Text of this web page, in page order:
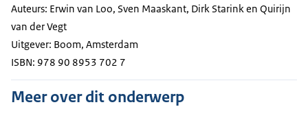
Auteurs: Erwin van Loo, Sven Maaskant, Dirk Starink en Quirijn
van der Vegt
Uitgever: Boom, Amsterdam
ISBN: 978 90 8953 702 7
Meer over dit onderwerp